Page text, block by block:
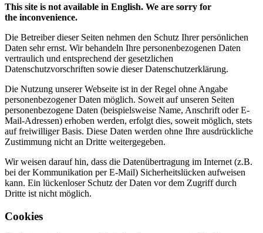
This site is not available in English. We are sorry for
the inconvenience.
Die Betreiber dieser Seiten nehmen den Schutz Ihrer persönlichen
Daten sehr ernst. Wir behandeln Ihre personenbezogenen Daten
vertraulich und entsprechend der gesetzlichen
Datenschutzvorschriften sowie dieser Datenschutzerklärung.
Die Nutzung unserer Webseite ist in der Regel ohne Angabe
personenbezogener Daten möglich. Soweit auf unseren Seiten
personenbezogene Daten (beispielsweise Name, Anschrift oder E-
Mail-Adressen) erhoben werden, erfolgt dies, soweit möglich, stets
auf freiwilliger Basis. Diese Daten werden ohne Ihre ausdrückliche
Zustimmung nicht an Dritte weitergegeben.
Wir weisen darauf hin, dass die Datenübertragung im Internet (z.B.
bei der Kommunikation per E-Mail) Sicherheitslücken aufweisen
kann. Ein lückenloser Schutz der Daten vor dem Zugriff durch
Dritte ist nicht möglich.
Cookies